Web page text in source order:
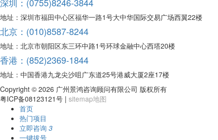
地址：深圳市福田中心区福华一路1号大中华国际交易广场西翼22楼
北京：(010)8587-8244
地址：北京市朝阳区东三环中路1号环球金融中心西塔20楼
香港：(852)2369-1844
地址：中国香港九龙尖沙咀广东道25号港威大厦2座17楼
Copyright © 2026 广州景鸿咨询顾问有限公司 版权所有
粤ICP备08123121号 | sitemap地图
首页
热门项目
立即咨询 3
一键拔号